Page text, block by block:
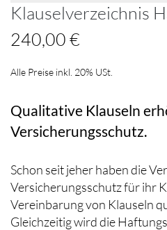
Klauselverzeichnis
240,00 €
Alle Preise inkl. 20% USt.
Qualitative Klauseln
Versicherungsschutz.
Schon seit jeher haben die
Versicherungsschutz für ihr
Vereinbarung von Klauseln
Gleichzeitig wird die